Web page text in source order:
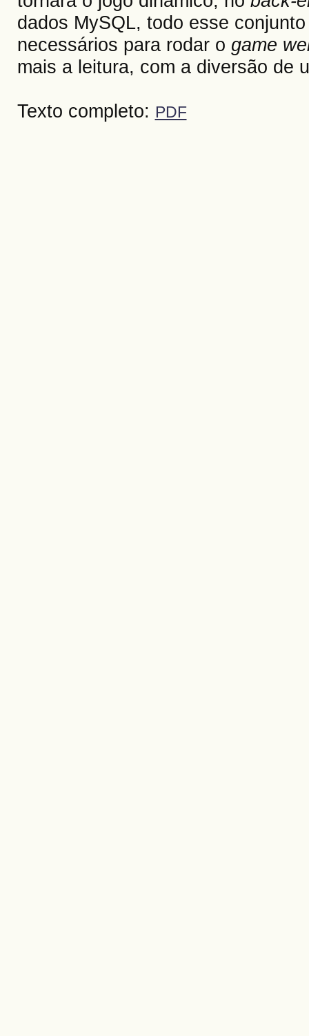
dados MySQL, todo esse
necessários para rodar o game
mais a leitura, com a diversão de
Texto completo: PDF